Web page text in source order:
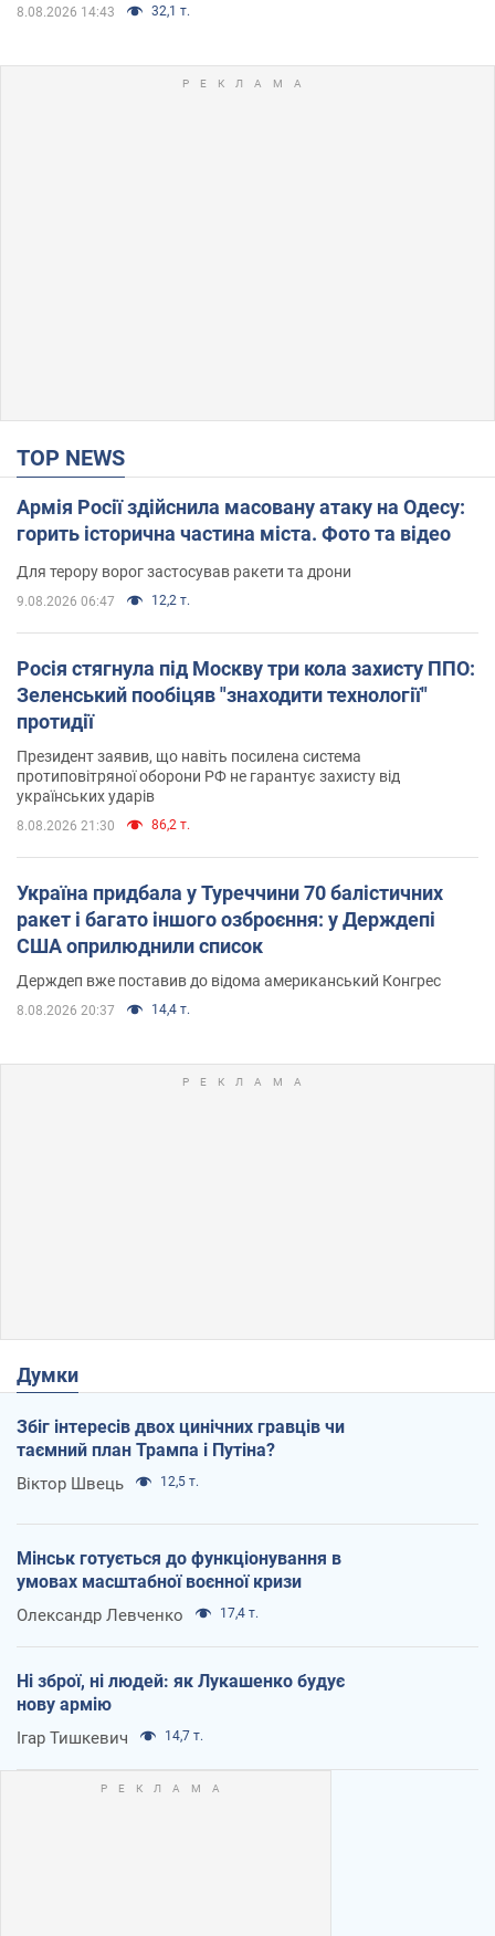
8.08.2026 14:43 32,1 т.
TOP NEWS
Армія Росії здійснила масовану атаку на Одесу:
горить історична частина міста. Фото та відео
Для терору ворог застосував ракети та дрони
9.08.2026 06:47 12,2 т.
Росія стягнула під Москву три кола захисту ППО:
Зеленський пообіцяв "знаходити технології"
протидії
Президент заявив, що навіть посилена система
протиповітряної оборони РФ не гарантує захисту від
українських ударів
8.08.2026 21:30 86,2 т.
Україна придбала у Туреччини 70 балістичних
ракет і багато іншого озброєння: у Держдепі
США оприлюднили список
Держдеп вже поставив до відома американський Конгрес
8.08.2026 20:37 14,4 т.
Думки
Збіг інтересів двох цинічних гравців чи
таємний план Трампа і Путіна?
Віктор Швець 12,5 т.
Мінськ готується до функціонування в
умовах масштабної воєнної кризи
Олександр Левченко 17,4 т.
Ні зброї, ні людей: як Лукашенко будує
нову армію
Ігар Тишкевич 14,7 т.